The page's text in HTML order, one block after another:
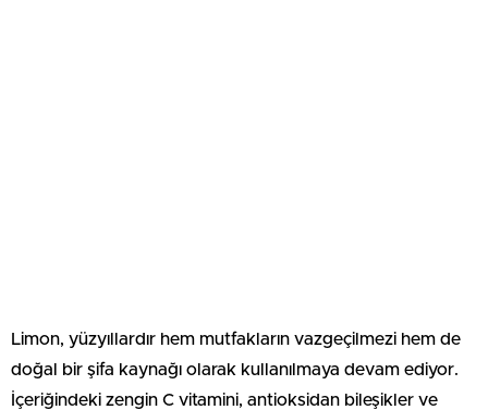
Limon, yüzyıllardır hem mutfakların vazgeçilmezi hem de
doğal bir şifa kaynağı olarak kullanılmaya devam ediyor.
İçeriğindeki zengin C vitamini, antioksidan bileşikler ve